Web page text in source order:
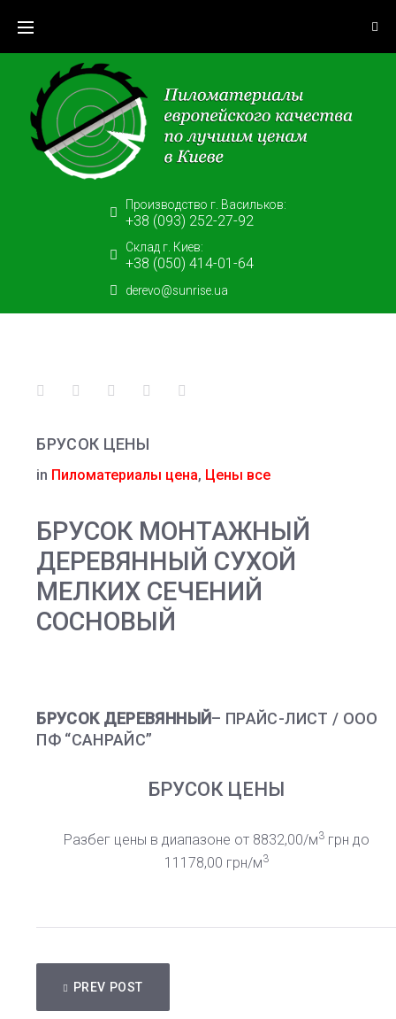
content
Производство г. Васильков:
+38 (093) 252-27-92
Склад г. Киев:
+38 (050) 414-01-64
derevo@sunrise.ua
Facebook
Twitter Google+LinkedIn
БРУСОК ЦЕНЫ
in Пиломатериалы цена, Цены все
БРУСОК МОНТАЖНЫЙ
ДЕРЕВЯННЫЙ СУХОЙ
МЕЛКИХ СЕЧЕНИЙ
СОСНОВЫЙ
БРУСОК ДЕРЕВЯННЫЙ– ПРАЙС-ЛИСТ / ООО
ПФ “САНРАЙС”
БРУСОК ЦЕНЫ
Разбег цены в диапазоне от 8832,00/м3грн до
11178,00 грн/м3
PREV POST